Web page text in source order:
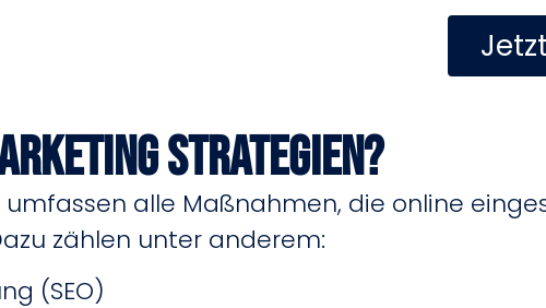
Strategien?
alle Maßnahmen, die online
zählen unter anderem:
(SEO)